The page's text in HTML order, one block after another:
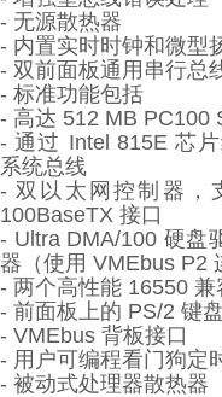
- 无源散热器
- 内置实时时钟和微型
- 双前面板通用串行总
- 标准功能包括
- 高达 512 MB PC100
- 通过 Intel 815E 芯
系统总线
- 双以太网控制器，
100BaseTX 接口
- Ultra DMA/100 硬盘
器（使用 VMEbus P2
- 两个高性能 16550 兼
- 前面板上的 PS/2 键
- VMEbus 背板接口
- 用户可编程看门狗定
- 被动式处理器散热器